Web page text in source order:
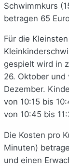
Schwimmkurs
betragen 65
Für die
gespielt wird in
26. Oktober und
Dezember.
von 10:15 bis
von 10:45 bis
Die Kosten pro
Minuten)
und einen